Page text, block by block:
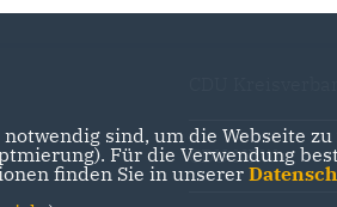
CDU NRW
notwendig sind, um die Webseite
Für die Verwendung
finden Sie in unserer